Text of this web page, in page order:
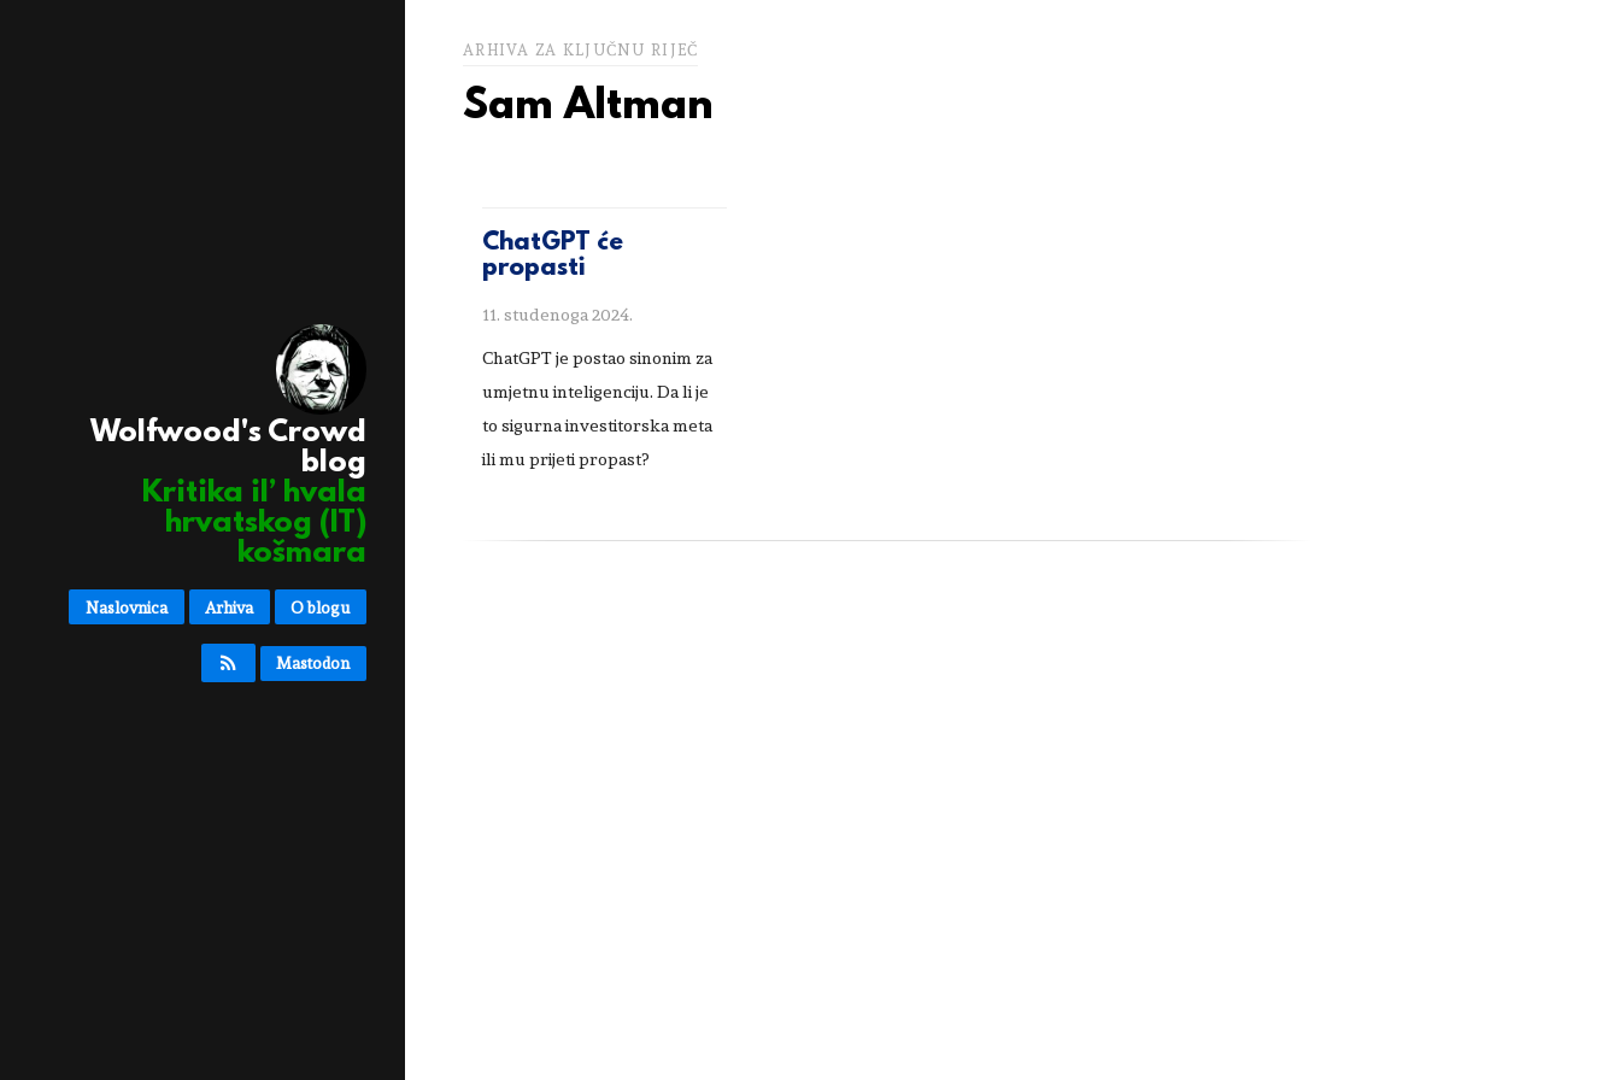
Wolfwood's Crowd
blog
Kritika il’ hvala
hrvatskog (IT)
košmara
Naslovnica Arhiva O blogu
Mastodon
ARHIVA ZA KLJUČNU RIJEČ
Sam Altman
ChatGPT će
propasti
11. studenoga 2024.
ChatGPT je postao sinonim za
umjetnu inteligenciju. Da li je
to sigurna investitorska meta
ili mu prijeti propast?